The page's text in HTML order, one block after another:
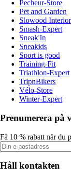
Pecheur-Store
Pet and Garden
Slowood Interior
Smash-Expert
Sneak'In
Sneakids
Sport is good
Training-Fit
Triathlon-Expert
TripnBikers
Vélo-Store
Winter-Expert
Prenumerera på
Få 10 % rabatt när du
Håll kontakten